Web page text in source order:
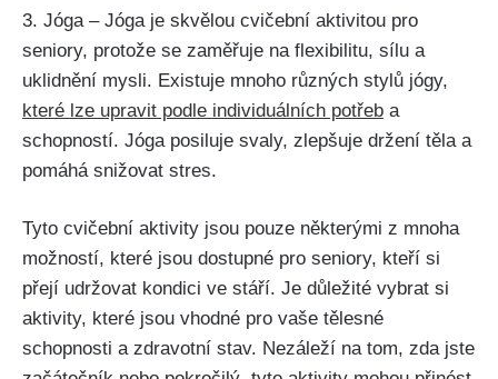
3. Jóga – Jóga je skvělou cvičební aktivitou pro
seniory, protože se zaměřuje na flexibilitu, sílu a
uklidnění mysli. Existuje mnoho různých stylů jógy,
které lze upravit podle individuálních potřeb a
schopností. Jóga posiluje svaly, zlepšuje držení těla a
pomáhá snižovat stres.
Tyto cvičební aktivity jsou pouze některými z mnoha
možností, které jsou dostupné pro seniory, kteří si
přejí udržovat kondici ve stáří. Je důležité vybrat si
aktivity, které jsou vhodné pro vaše tělesné
schopnosti a zdravotní stav. Nezáleží na tom, zda jste